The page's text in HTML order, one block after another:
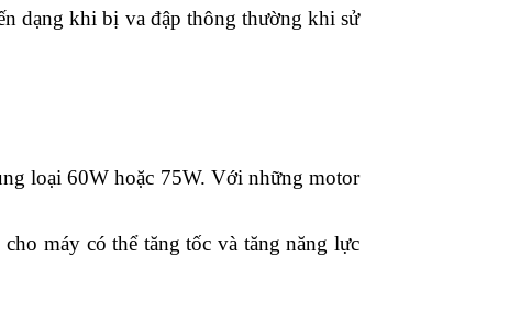
dạng khi bị va đập thông thường khi sử
loại 60W hoặc 75W. Với những motor
máy có thể tăng tốc và tăng năng lực